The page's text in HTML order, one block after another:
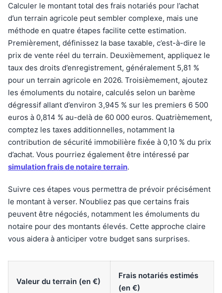
Calculer le montant total des frais notariés pour l’achat
d’un terrain agricole peut sembler complexe, mais une
méthode en quatre étapes facilite cette estimation.
Premièrement, définissez la base taxable, c’est-à-dire le
prix de vente réel du terrain. Deuxièmement, appliquez le
taux des droits d’enregistrement, généralement 5,81 %
pour un terrain agricole en 2026. Troisièmement, ajoutez
les émoluments du notaire, calculés selon un barème
dégressif allant d’environ 3,945 % sur les premiers 6 500
euros à 0,814 % au-delà de 60 000 euros. Quatrièmement,
comptez les taxes additionnelles, notamment la
contribution de sécurité immobilière fixée à 0,10 % du prix
d’achat. Vous pourriez également être intéressé par
simulation frais de notaire terrain.
Suivre ces étapes vous permettra de prévoir précisément
le montant à verser. N’oubliez pas que certains frais
peuvent être négociés, notamment les émoluments du
notaire pour des montants élevés. Cette approche claire
vous aidera à anticiper votre budget sans surprises.
Valeur du terrain (en €)
Frais notariés estimés
(en €)